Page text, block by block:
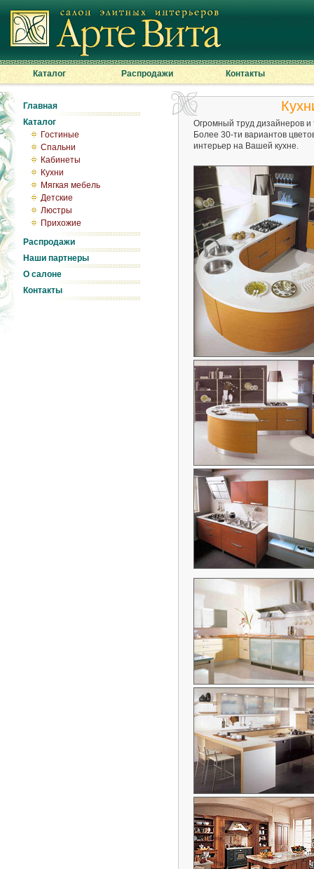
Каталог Распродажи Контакты
Главная
Каталог
Гостиные
Спальни
Кабинеты
Кухни
Мягкая мебель
Детские
Люстры
Прихожие
Распродажи
Наши партнеры
О салоне
Контакты
Огромный труд дизайнеров
Более 30-ти вариантов
интерьер на Вашей кухне.